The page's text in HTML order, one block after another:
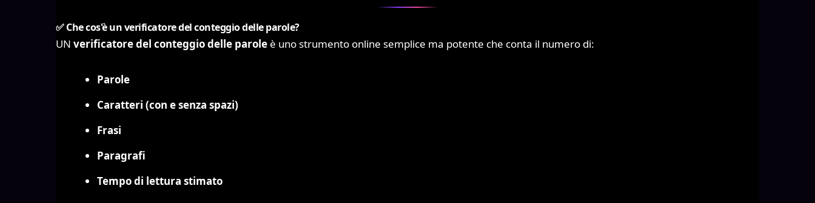
✅ Che cos'è un verificatore del conteggio delle parole?
UN verificatore del conteggio delle parole è uno strumento online semplice ma potente che conta il numero di:
Parole
Caratteri (con e senza spazi)
Frasi
Paragrafi
Tempo di lettura stimato